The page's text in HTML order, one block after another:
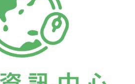
為落實沿海地區整體規劃及資源永
續發展委員會之「生物多樣性推動
起，分階段進行「台灣沿海地區自
盤檢討工作。本案現已完成初步規
月起分區舉辦8場地方說明會完竣，